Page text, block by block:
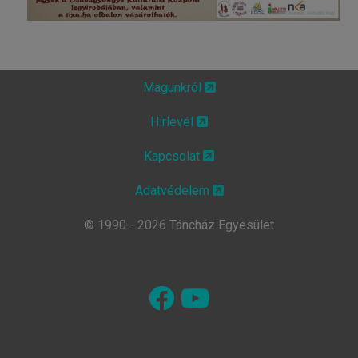
Magunkról
Hírlevél
Kapcsolat
Adatvédelem
© 1990 - 2026 Táncház Egyesület